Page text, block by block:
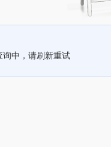
询中，请刷新重试